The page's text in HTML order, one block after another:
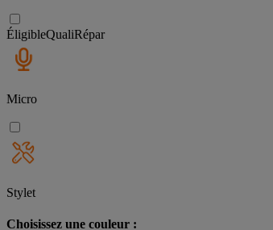
ÉligibleQualiRépar
Micro
Stylet
Choisissez une couleur :